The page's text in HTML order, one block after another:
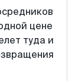
цене
туда и